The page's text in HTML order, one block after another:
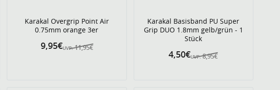
Karakal Overgrip Point Air
0.75mm orange 3er
UVP: 11,95€
9,95€
Karakal Basisband PU Super
Grip DUO 1.8mm gelb/grün - 1
Stück
UVP: 8,95€
4,50€